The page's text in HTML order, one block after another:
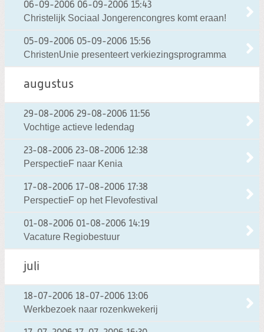
06-09-2006 06-09-2006 15:43
Christelijk Sociaal Jongerencongres komt eraan!
05-09-2006 05-09-2006 15:56
ChristenUnie presenteert verkiezingsprogramma
augustus
29-08-2006 29-08-2006 11:56
Vochtige actieve ledendag
23-08-2006 23-08-2006 12:38
PerspectieF naar Kenia
17-08-2006 17-08-2006 17:38
PerspectieF op het Flevofestival
01-08-2006 01-08-2006 14:19
Vacature Regiobestuur
juli
18-07-2006 18-07-2006 13:06
Werkbezoek naar rozenkwekerij